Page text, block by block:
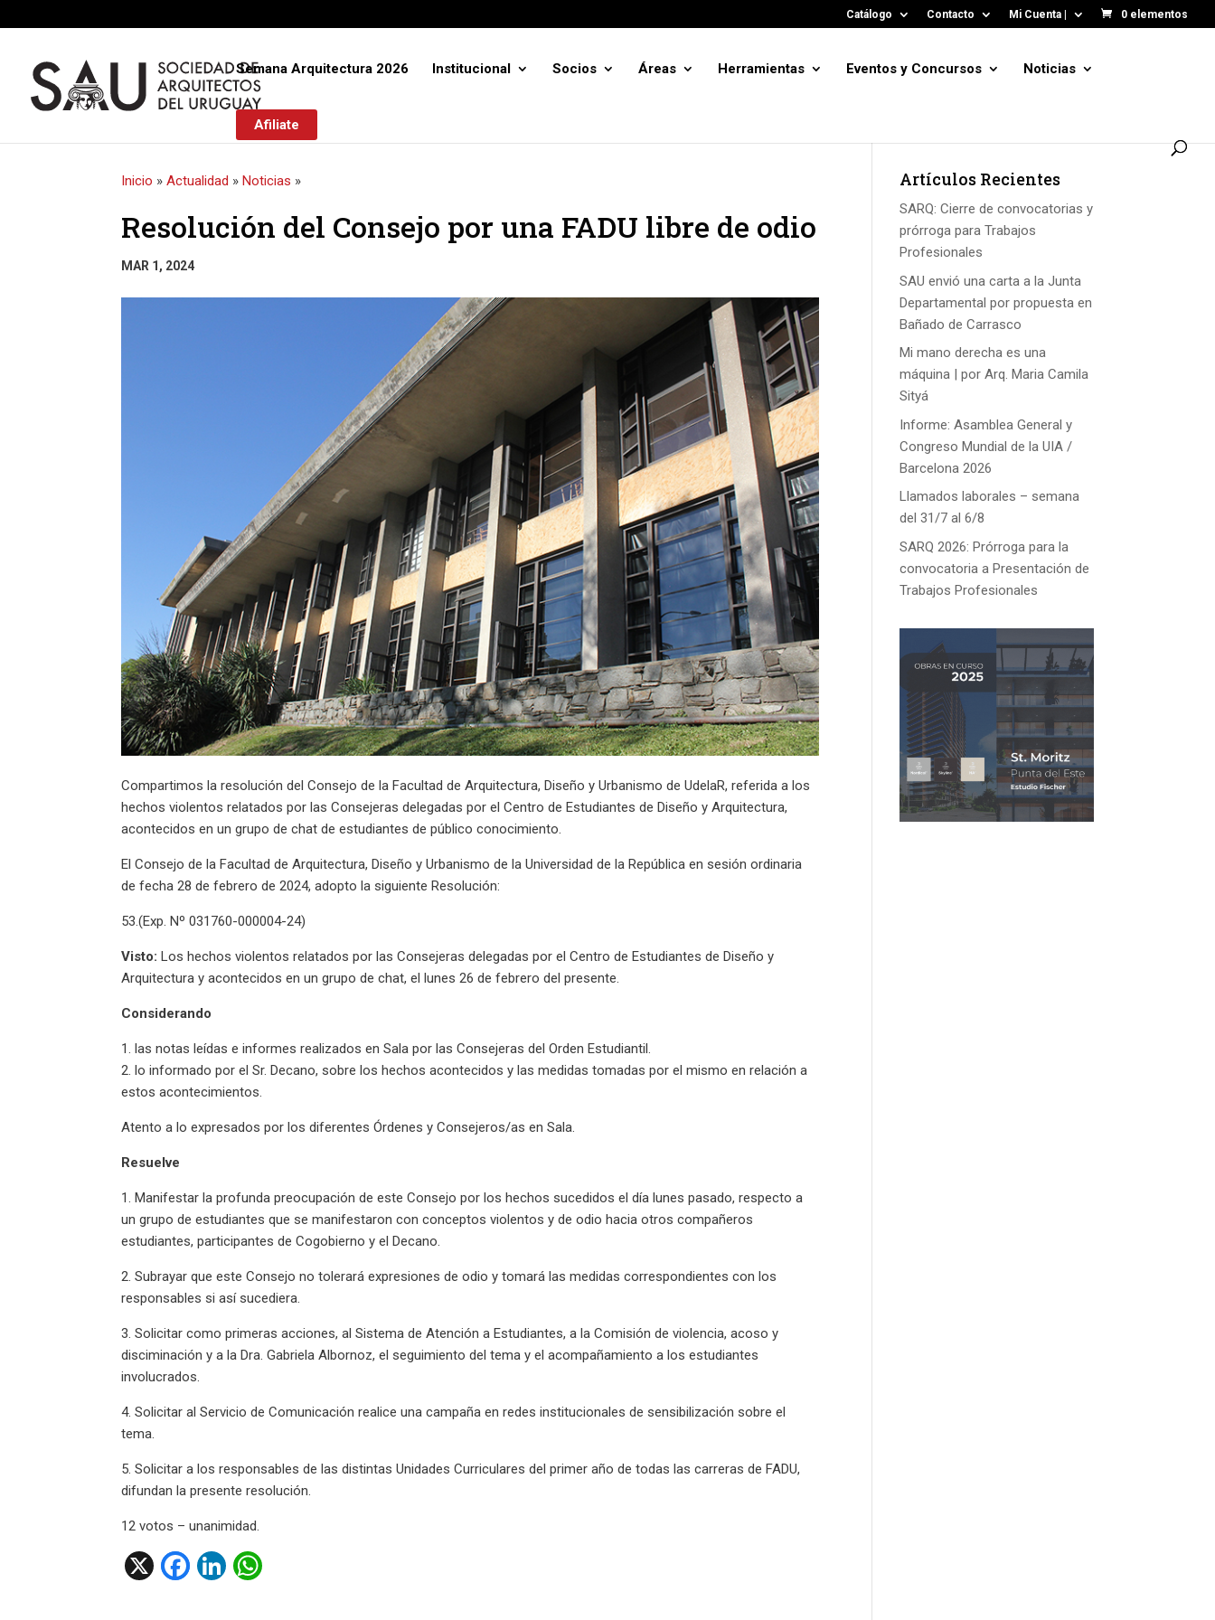
Catálogo Contacto Mi Cuenta | 0 elementos
Semana Arquitectura 2026 Institucional Socios Áreas Herramientas Eventos y Concursos Noticias
Afiliate
Inicio »Actualidad »Noticias »
Resolución del Consejo por una FADU libre de odio
MAR 1, 2024
Compartimos la resolución del Consejo de la Facultad de Arquitectura, Diseño y Urbanismo de UdelaR, referida a los
hechos violentos relatados por las Consejeras delegadas por el Centro de Estudiantes de Diseño y Arquitectura,
acontecidos en un grupo de chat de estudiantes de público conocimiento.
El Consejo de la Facultad de Arquitectura, Diseño y Urbanismo de la Universidad de la República en sesión ordinaria
de fecha 28 de febrero de 2024, adopto la siguiente Resolución:
53.(Exp. Nº 031760-000004-24)
Visto:Los hechos violentos relatados por las Consejeras delegadas por el Centro de Estudiantes de Diseño y
Arquitectura y acontecidos en un grupo de chat, el lunes 26 de febrero del presente.
Considerando
1. las notas leídas e informes realizados en Sala por las Consejeras del Orden Estudiantil.
2. lo informado por el Sr. Decano, sobre los hechos acontecidos y las medidas tomadas por el mismo en relación a
estos acontecimientos.
Atento a lo expresados por los diferentes Órdenes y Consejeros/as en Sala.
Resuelve
1. Manifestar la profunda preocupación de este Consejo por los hechos sucedidos el día lunes pasado, respecto a
un grupo de estudiantes que se manifestaron con conceptos violentos y de odio hacia otros compañeros
estudiantes, participantes de Cogobierno y el Decano.
2. Subrayar que este Consejo no tolerará expresiones de odio y tomará las medidas correspondientes con los
responsables si así sucediera.
3. Solicitar como primeras acciones, al Sistema de Atención a Estudiantes, a la Comisión de violencia, acoso y
disciminación y a la Dra. Gabriela Albornoz, el seguimiento del tema y el acompañamiento a los estudiantes
involucrados.
4. Solicitar al Servicio de Comunicación realice una campaña en redes institucionales de sensibilización sobre el
tema.
5. Solicitar a los responsables de las distintas Unidades Curriculares del primer año de todas las carreras de FADU,
difundan la presente resolución.
12 votos – unanimidad.
X
F
Li
Artículos Recientes
SARQ: Cierre de convocatorias y
prórroga para Trabajos
Profesionales
SAU envió una carta a la Junta
Departamental por propuesta en
Bañado de Carrasco
Mi mano derecha es una
máquina | por Arq. Maria Camila
Sityá
Informe: Asamblea General y
Congreso Mundial de la UIA /
Barcelona 2026
Llamados laborales – semana
del 31/7 al 6/8
SARQ 2026: Prórroga para la
convocatoria a Presentación de
Trabajos Profesionales